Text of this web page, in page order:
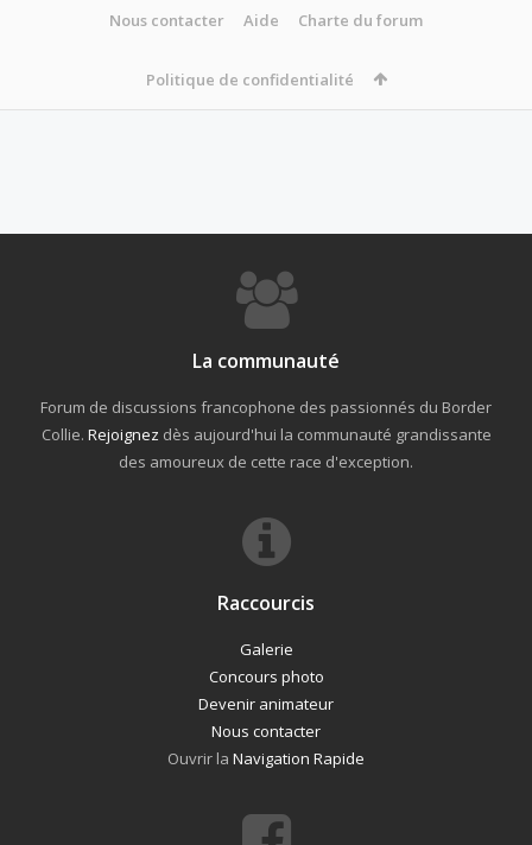
Nous contacter Aide Charte du forum
Politique de confidentialité
La communauté
Forum de discussions francophone des passionnés du Border
Collie. Rejoignez dès aujourd'hui la communauté grandissante
des amoureux de cette race d'exception.
Raccourcis
Galerie
Concours photo
Devenir animateur
Nous contacter
Ouvrir la Navigation Rapide